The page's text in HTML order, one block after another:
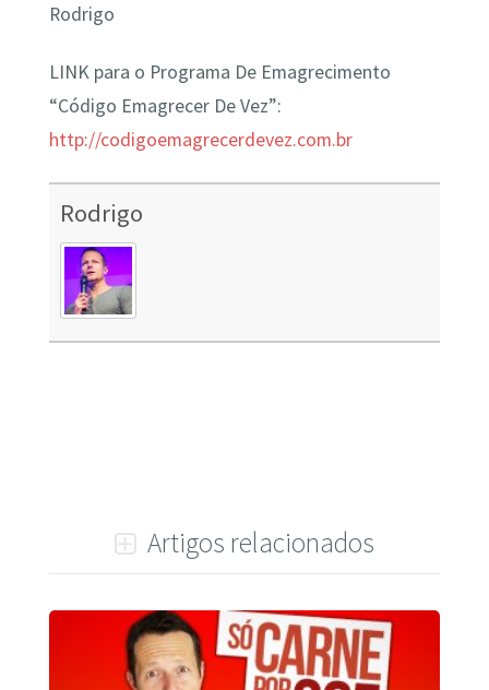
Rodrigo
LINK para o Programa De Emagrecimento
“Código Emagrecer De Vez”:
http://codigoemagrecerdevez.com.br
Rodrigo
Artigos relacionados